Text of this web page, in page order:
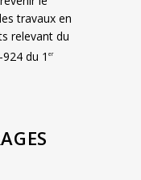
travaux en
relevant du
du 1 er